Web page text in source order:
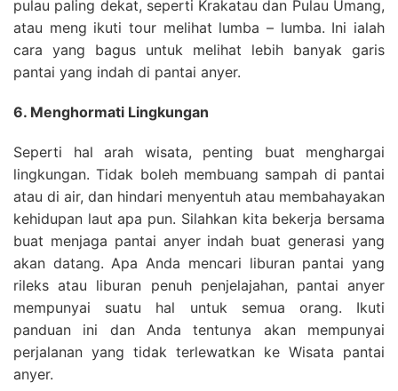
pulau paling dekat, seperti Krakatau dan Pulau Umang,
atau meng ikuti tour melihat lumba – lumba. Ini ialah
cara yang bagus untuk melihat lebih banyak garis
pantai yang indah di pantai anyer.
6. Menghormati Lingkungan
Seperti hal arah wisata, penting buat menghargai
lingkungan. Tidak boleh membuang sampah di pantai
atau di air, dan hindari menyentuh atau membahayakan
kehidupan laut apa pun. Silahkan kita bekerja bersama
buat menjaga pantai anyer indah buat generasi yang
akan datang. Apa Anda mencari liburan pantai yang
rileks atau liburan penuh penjelajahan, pantai anyer
mempunyai suatu hal untuk semua orang. Ikuti
panduan ini dan Anda tentunya akan mempunyai
perjalanan yang tidak terlewatkan ke Wisata pantai
anyer.